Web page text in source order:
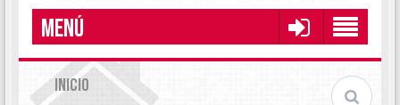
MENÚ
INICIO